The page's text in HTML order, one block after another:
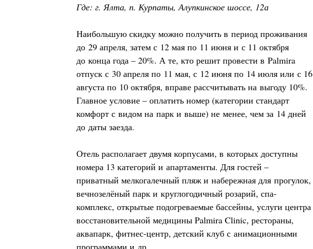
Где: г. Ялта, п. Курпаты, Алупкинское шоссе, 12а
Наибольшую скидку можно получить в период проживания
до 29 апреля, затем с 12 мая по 11 июня и с 11 октября
до конца года – 20%. А те, кто решит провести в Palmira
отпуск с 30 апреля по 11 мая, с 12 июня по 14 июля или с 16
августа по 10 октября, вправе рассчитывать на выгоду 10%.
Главное условие – оплатить номер (категории стандарт
комфорт с видом на парк и выше) не менее, чем за 14 дней
до даты заезда.
Отель располагает двумя корпусами, в которых доступны
номера 13 категорий и апартаменты. Для гостей –
приватный мелкогалечный пляж и набережная для прогулок,
вечнозелёный парк и круглогодичный розарий, спа-
комплекс, открытые подогреваемые бассейны, услуги центра
восстановительной медицины Palmira Clinic, рестораны,
аквапарк, фитнес-центр, детский клуб с анимационными
программами и др.